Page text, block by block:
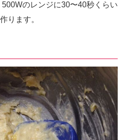
のレンジに30〜40秒くらい
ります。